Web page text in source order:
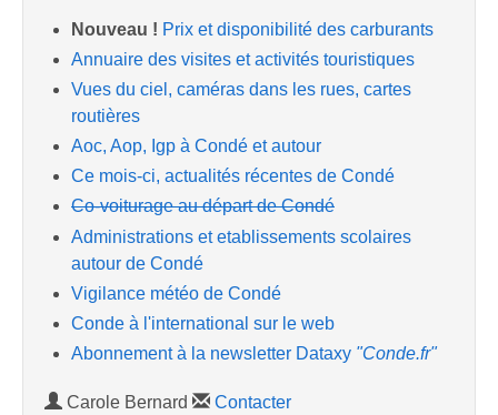
Nouveau ! Prix et disponibilité des carburants
Annuaire des visites et activités touristiques
Vues du ciel, caméras dans les rues, cartes
routières
Aoc, Aop, Igp à Condé et autour
Ce mois-ci, actualités récentes de Condé
Co-voiturage au départ de Condé
Administrations et etablissements scolaires
autour de Condé
Vigilance météo de Condé
Conde à l'international sur le web
Abonnement à la newsletter Dataxy "Conde.fr"
Carole Bernard
Contacter